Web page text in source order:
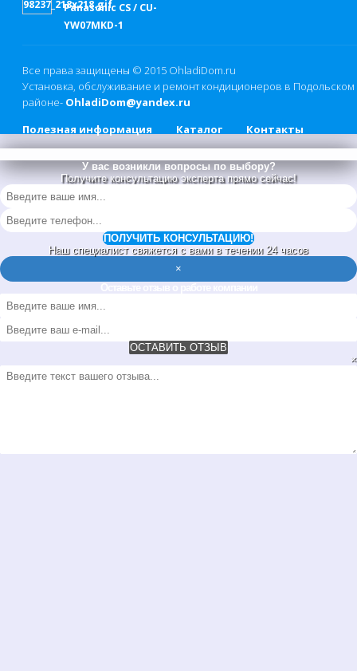
Panasonic CS / CU-
YW07MKD-1
Все права защищены © 2015 OhladiDom.ru
Установка, обслуживание и ремонт кондиционеров в Подольском
районе- OhladiDom@yandex.ru
Полезная информация
Каталог Контакты
У вас возникли вопросы по выбору?
Получите консультацию эксперта прямо сейчас!
ПОЛУЧИТЬ КОНСУЛЬТАЦИЮ!
Наш специалист свяжется с вами в течении 24 часов
×
ОСТАВИТЬ ОТЗЫВ
×